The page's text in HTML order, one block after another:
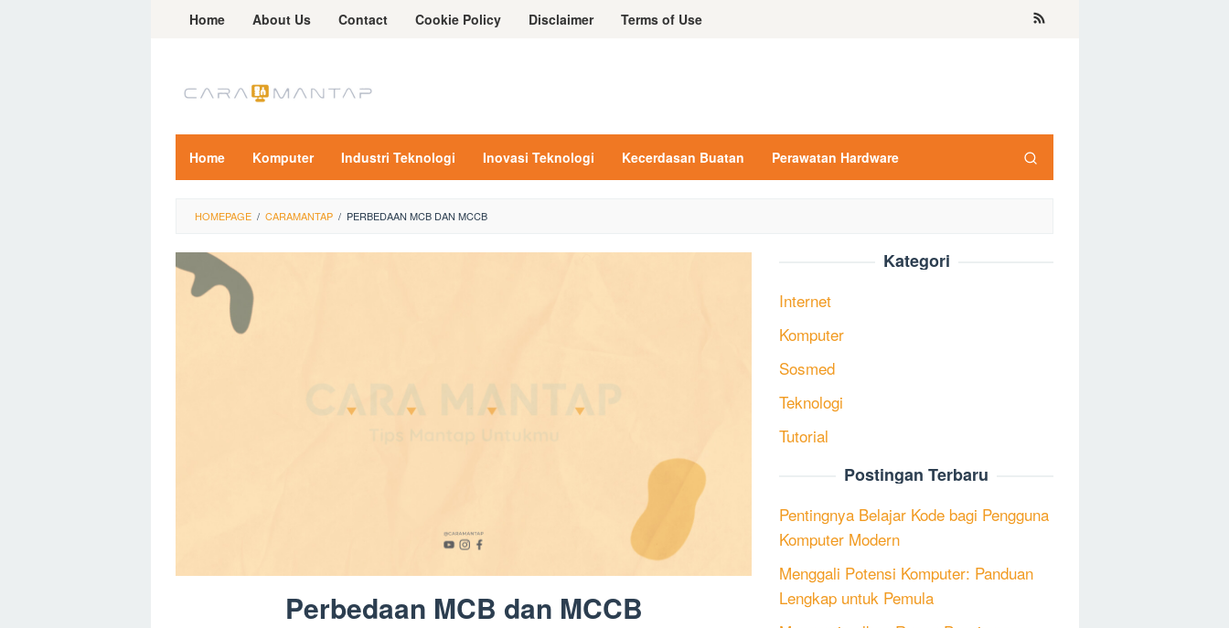
Home About Us Contact Cookie Policy Disclaimer Terms of Use
Home Komputer Industri Teknologi Inovasi Teknologi Kecerdasan Buatan Perawatan Hardware
HOMEPAGE / CARAMANTAP / PERBEDAAN MCB DAN MCCB
Perbedaan MCB dan MCCB
Kategori
Internet
Komputer
Sosmed
Teknologi
Tutorial
Postingan Terbaru
Pentingnya Belajar Kode bagi Pengguna
Komputer Modern
Menggali Potensi Komputer: Panduan
Lengkap untuk Pemula